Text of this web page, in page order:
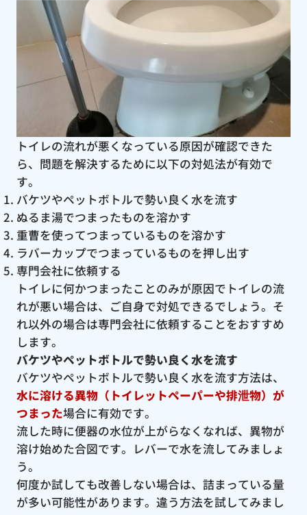
トイレの流れが悪くなっている原因が確認できた
ら、問題を解決するために以下の対処法が有効で
す。
バケツやペットボトルで勢い良く水を流す
ぬるま湯でつまったものを溶かす
重曹を使ってつまっているものを溶かす
ラバーカップでつまっているものを押し出す
専門会社に依頼する
トイレに何かつまったことのみが原因でトイレの流
れが悪い場合は、ご自身で対処できるでしょう。そ
れ以外の場合は専門会社に依頼することをおすすめ
します。
バケツやペットボトルで勢い良く水を流す
バケツやペットボトルで勢い良く水を流す方法は、
水に溶ける異物（トイレットペーパーや排泄物）が
つまった場合に有効です。
流した時に便器の水位が上がらなくなれば、異物が
溶け始めた合図です。レバーで水を流してみましょ
う。
何度か試しても改善しない場合は、詰まっている量
が多い可能性があります。違う方法を試してみまし